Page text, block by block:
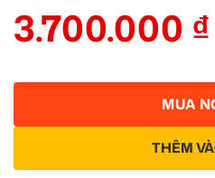
3.700.000 ₫
THÊM
MUA